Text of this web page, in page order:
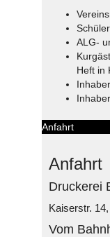
ALG-
Heft in
Anfahrt
Anfahrt
Druckerei
Kaiserstr.
Vom